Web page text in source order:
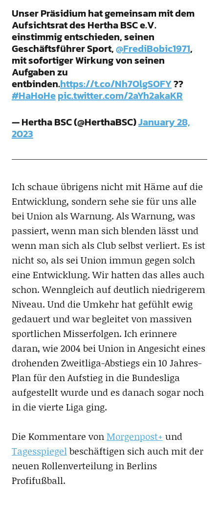
Unser Präsidium hat gemeinsam mit dem
Aufsichtsrat des Hertha BSC e.V.
einstimmig entschieden, seinen
Geschäftsführer Sport,@FrediBobic1971,
mit sofortiger Wirkung von seinen
Aufgaben zu
entbinden.https://t.co/Nh7OlgSOFY??
#HaHoHepic.twitter.com/2aYh2akaKR
— Hertha BSC (@HerthaBSC)January 28,
2023
Ich schaue übrigens nicht mit Häme auf die
Entwicklung, sondern sehe sie für uns alle
bei Union als Warnung. Als Warnung, was
passiert, wenn man sich blenden lässt und
wenn man sich als Club selbst verliert. Es ist
nicht so, als sei Union immun gegen solch
eine Entwicklung. Wir hatten das alles auch
schon. Wenngleich auf deutlich niedrigerem
Niveau. Und die Umkehr hat gefühlt ewig
gedauert und war begleitet von massiven
sportlichen Misserfolgen. Ich erinnere
daran, wie 2004 bei Union in Angesicht eines
drohenden Zweitliga-Abstiegs ein 10 Jahres-
Plan für den Aufstieg in die Bundesliga
aufgestellt wurde und es danach sogar noch
in die vierte Liga ging.
Die Kommentare vonMorgenpost+ und
Tagesspiegelbeschäftigen sich auch mit der
neuen Rollenverteilung in Berlins
Profifußball.